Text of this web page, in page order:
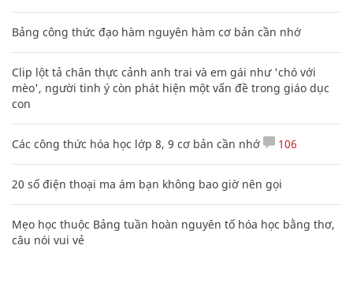
Bảng công thức đạo hàm nguyên hàm cơ bản cần nhớ
Clip lột tả chân thực cảnh anh trai và em gái như 'chó với
mèo', người tinh ý còn phát hiện một vấn đề trong giáo dục
con
Các công thức hóa học lớp 8, 9 cơ bản cần nhớ 106
20 số điện thoại ma ám bạn không bao giờ nên gọi
Mẹo học thuộc Bảng tuần hoàn nguyên tố hóa học bằng thơ,
câu nói vui vẻ